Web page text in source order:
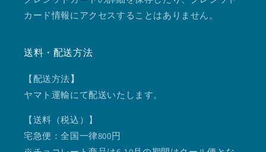
カード情報にアクセスすることはありません。
送料・配送方法
【配送方法】
ヤマト運輸にて配送いたします。
【送料（税込）】
宅急便：全国一律800円